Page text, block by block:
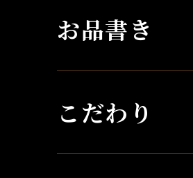
お品書き
こだわり